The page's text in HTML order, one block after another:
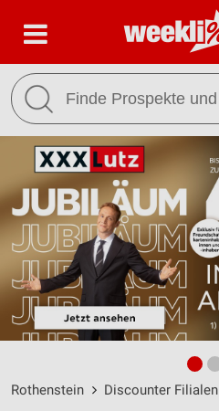
Rothenstein Discounter Filialen